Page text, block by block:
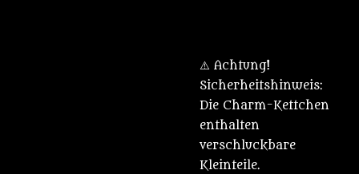
⚠️ Achtung!
Sicherheitshinweis:
Die Charm-Kettchen
enthalten
verschluckbare
Kleinteile.